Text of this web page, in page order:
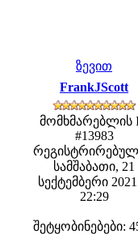
ზევით
FrankJScott
მომხმარებლის
#13983
სამშაბათი, 21
სექტემბერი
22:29
შეტყობინებები: